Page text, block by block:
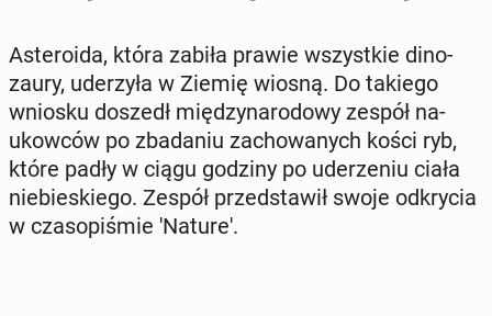
Aste­ro­ida, która zabiła prawie wszyst­kie di­no­
zau­ry, ude­rzy­ła w Ziemię wiosną. Do takiego
wniosku doszedł mię­dzy­na­ro­do­wy zespół na­
ukow­ców po zba­da­niu za­cho­wa­nych kości ryb,
które padły w ciągu godziny po ude­rze­niu ciała
nie­bie­skie­go. Zespół przed­sta­wił swoje od­kry­cia
w cza­so­pi­śmie 'Na­tu­re'.